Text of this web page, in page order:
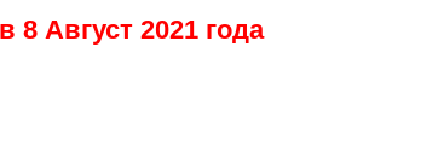
8 Август 2021 года